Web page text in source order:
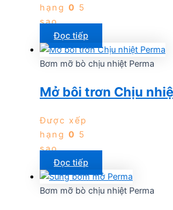
hạng 0 5
sao
Đọc tiếp
Bơm mỡ bò chịu nhiệt Perma
Mở bôi trơn Chịu
Được xếp
hạng 0 5
sao
Đọc tiếp
Bơm mỡ bò chịu nhiệt Perma